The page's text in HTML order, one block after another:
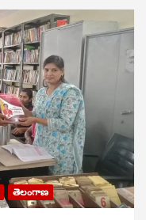
తెలంగాణ